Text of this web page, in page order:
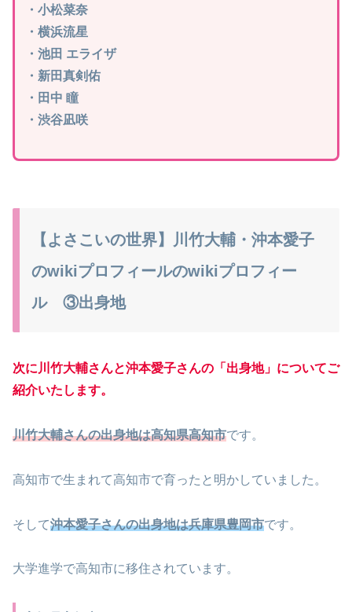
・小松菜奈
・横浜流星
・池田 エライザ
・新田真剣佑
・田中 瞳
・渋谷凪咲
【よさこいの世界】川竹大輔・沖本愛子
のwikiプロフィールのwikiプロフィー
ル ③出身地
次に川竹大輔さんと沖本愛子さんの「出身地」についてご
紹介いたします。
川竹大輔さんの出身地は高知県高知市です。
高知市で生まれて高知市で育ったと明かしていました。
そして沖本愛子さんの出身地は兵庫県豊岡市です。
大学進学で高知市に移住されています。